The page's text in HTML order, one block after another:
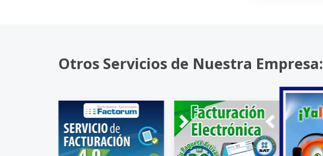
Otros Servicios de Nuestra Empresa: